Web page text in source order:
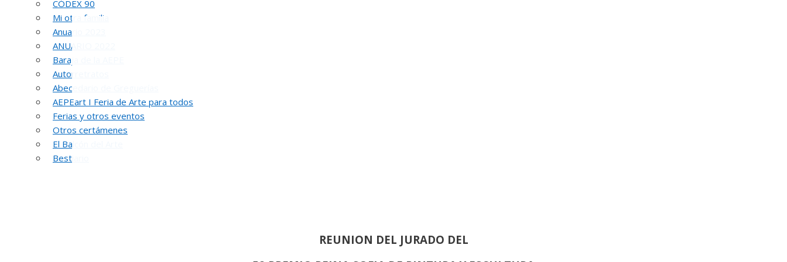
CÓDEX 90
Mi otra familia
Anuario 2023
ANUARIO 2022
Baraja de la AEPE
Autorretratos
Abecedario de Greguerías
AEPEart I Feria de Arte para todos
Ferias y otros eventos
Otros certámenes
El Balcón del Arte
Bestiario
REUNION DEL JURADO DEL